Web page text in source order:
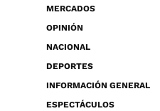
MERCADOS
OPINIÓN
NACIONAL
DEPORTES
INFORMACIÓN GENERAL
ESPECTÁCULOS